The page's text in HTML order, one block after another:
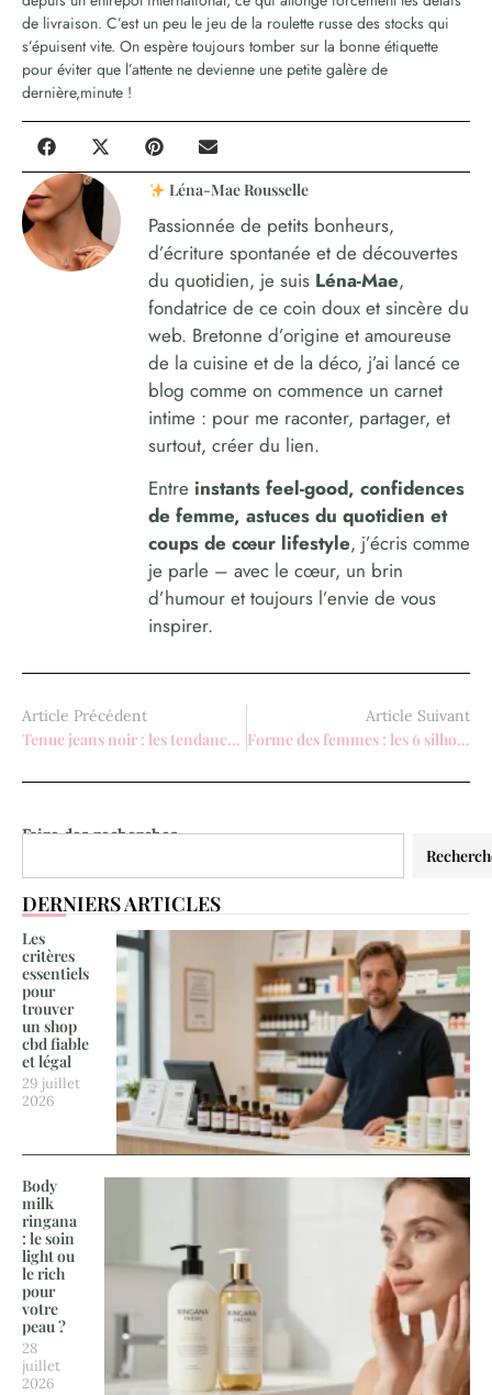
Faire des recherches
DERNIERS ARTICLES
Les
critères
essentiels
pour
trouver
un shop
cbd fiable
et légal
29 juillet
2026
Body
milk
ringana
: le soin
light ou
le rich
pour
votre
peau ?
28
juillet
2026
de livraison. C’est un peu le jeu de la roulette russe des stocks qui
s’épuisent vite. On espère toujours tomber sur la bonne étiquette
pour éviter que l’attente ne devienne une petite galère de
dernière,minute !
Léna-Mae Rousselle
Passionnée de petits bonheurs,
d’écriture spontanée et de découvertes
du quotidien, je suis Léna-Mae,
fondatrice de ce coin doux et sincère du
web. Bretonne d’origine et amoureuse
de la cuisine et de la déco, j’ai lancé ce
blog comme on commence un carnet
intime : pour me raconter, partager, et
surtout, créer du lien.
Entre instants feel-good, confidences
de femme, astuces du quotidien et
coups de cœur lifestyle, j’écris comme
je parle – avec le cœur, un brin
d’humour et toujours l’envie de vous
inspirer.
Article Précédent
Tenue jeans noir : les tendances pour un look urbain chic
Article Suivant
Forme des femmes : les 6 silhouettes clés pour mieux s’habiller